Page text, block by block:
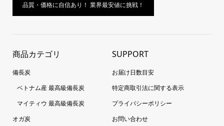
品質・価格に自信あり！ 業界最安値に挑戦！
商品カテゴリ
備長炭
ベトナム産 最高級備長炭
マイティウ 最高級備長炭
オガ炭
SUPPORT
お届け日数目安
特定商取引法に関する表示
プライバシーポリシー
お問い合わせ